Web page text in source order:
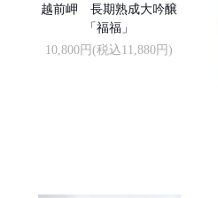
越前岬 長期熟成大吟醸
「福福」
10,800円(税込11,880円)